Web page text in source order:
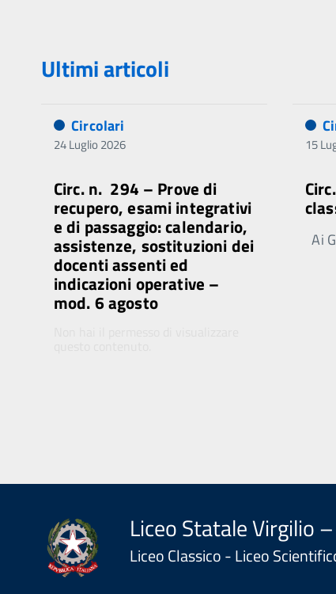
Ultimi articoli
Circolari
24 Luglio 2026
Circ. n. 294 – Prove di
recupero, esami integrativi
e di passaggio: calendario,
assistenze, sostituzioni dei
docenti assenti ed
indicazioni operative –
mod. 6 agosto
15
Ai
Liceo Statale Virgilio
Liceo Classico - Liceo